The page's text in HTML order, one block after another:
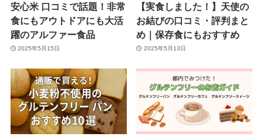
安心米 口コミで話題！非常
食にもアウトドアにも大活
躍のアルファー食品
2025年5月15日
【実食しました！】天使の
お結びの口コミ・評判まと
め｜保存食にもおすすめ
2025年5月13日